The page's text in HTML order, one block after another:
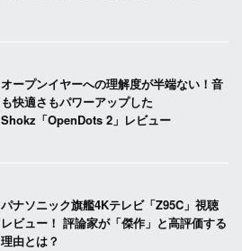
オープンイヤーへの理解度が半端ない！音
も快適さもパワーアップした
Shokz「OpenDots 2」レビュー
パナソニック旗艦4Kテレビ「Z95C」視聴
レビュー！ 評論家が「傑作」と高評価する
理由とは？